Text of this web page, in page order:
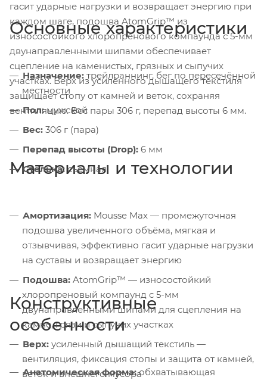
гасит ударные нагрузки и возвращает энергию при
каждом шаге, подошва AtomGrip™ из
износостойкого хлоропренового компаунда с 5-мм
двунаправленными шипами обеспечивает
сцепление на каменистых, грязных и сыпучих
участках. Верх из усиленного дышащего текстиля
защищает стопу от камней и веток, сохраняя
вентиляцию. Вес пары 306 г, перепад высоты 6 мм.
Основные характеристики
Назначение: трейлраннинг, бег по пересечённой
местности
Пол:мужской
Вес: 306 г (пара)
Перепад высоты (Drop): 6 мм
Стелька:съёмная
Материалы и технологии
Амортизация: Mousse Max — промежуточная
подошва увеличенного объёма, мягкая и
отзывчивая, эффективно гасит ударные нагрузки
на суставы и возвращает энергию
Подошва: AtomGrip™ — износостойкий
хлоропреновый компаунд с 5-мм
двунаправленными шипами для сцепления на
камне, грязи и сыпучих участках
Верх: усиленный дышащий текстиль —
вентиляция, фиксация стопы и защита от камней,
веток и внешнего мусора
Конструктивные
особенности
Анатомическая форма:обхватывающая